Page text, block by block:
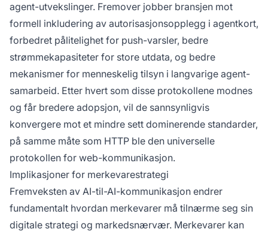
agent-utvekslinger. Fremover jobber bransjen mot
formell inkludering av autorisasjonsopplegg i agentkort,
forbedret pålitelighet for push-varsler, bedre
strømmekapasiteter for store utdata, og bedre
mekanismer for menneskelig tilsyn i langvarige agent-
samarbeid. Etter hvert som disse protokollene modnes
og får bredere adopsjon, vil de sannsynligvis
konvergere mot et mindre sett dominerende standarder,
på samme måte som HTTP ble den universelle
protokollen for web-kommunikasjon.
Implikasjoner for merkevarestrategi
Fremveksten av AI-til-AI-kommunikasjon endrer
fundamentalt hvordan merkevarer må tilnærme seg sin
digitale strategi og markedsnærvær. Merkevarer kan